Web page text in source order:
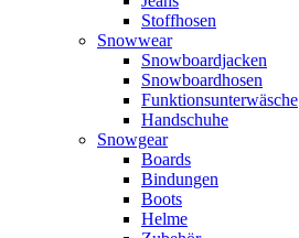
Stoffhosen
Snowwear
Snowboardjacken
Snowboardhosen
Funktionsunterwäsche
Handschuhe
Snowgear
Boards
Bindungen
Boots
Helme